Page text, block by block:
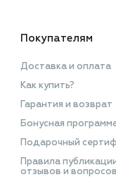
Покупателям
Доставка и оплата
Как купить?
Гарантия и возврат
Бонусная
Подарочный
Правила
отзывов и вопросов